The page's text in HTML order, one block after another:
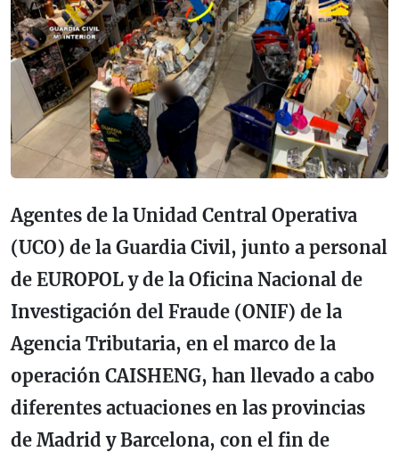
Agentes de la Unidad Central Operativa
(UCO) de la Guardia Civil, junto a personal
de EUROPOL y de la Oficina Nacional de
Investigación del Fraude (ONIF) de la
Agencia Tributaria, en el marco de la
operación CAISHENG, han llevado a cabo
diferentes actuaciones en las provincias
de Madrid y Barcelona, con el fin de